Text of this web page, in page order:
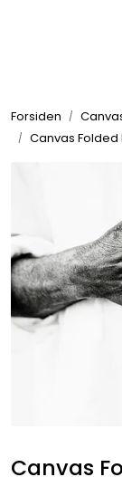
Forsiden
Canvas Folded
Canvas
Passepartout
Innrammede
Canvas
Glass art